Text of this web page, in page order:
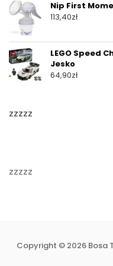
Nip First
113,40zł
LEGO Speed
Jesko
64,90zł
zzzzz
zzzzz
Copyright © 2026 Bosa